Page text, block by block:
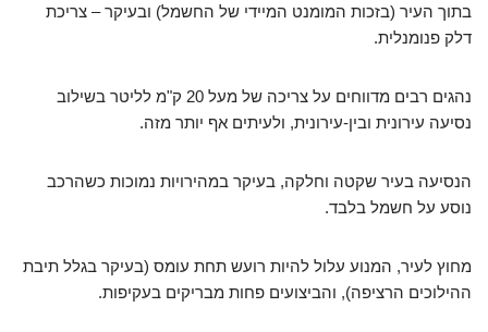
בתוך העיר (בזכות המומנט המיידי של החשמל) ובעיקר – צריכת
דלק פנומנלית.
נהגים רבים מדווחים על צריכה של מעל 20 ק"מ לליטר בשילוב
נסיעה עירונית ובין-עירונית, ולעיתים אף יותר מזה.
הנסיעה בעיר שקטה וחלקה, בעיקר במהירויות נמוכות כשהרכב
נוסע על חשמל בלבד.
מחוץ לעיר, המנוע עלול להיות רועש תחת עומס (בעיקר בגלל תיבת
ההילוכים הרציפה), והביצועים פחות מבריקים בעקיפות.